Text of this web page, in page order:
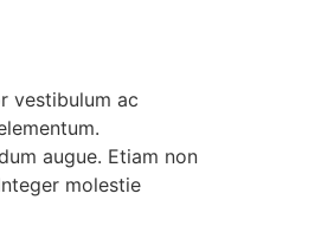
vestibulum ac
augue. Etiam non
molestie